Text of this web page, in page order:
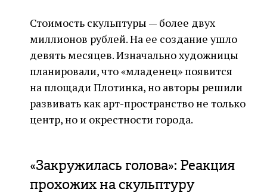
Стоимость скульптуры — более двух
миллионов рублей. На ее создание ушло
девять месяцев. Изначально художницы
планировали, что «младенец» появится
на площади Плотинка, но авторы решили
развивать как арт-пространство не только
центр, но и окрестности города.
«Закружилась голова»: Реакция
прохожих на скульптуру